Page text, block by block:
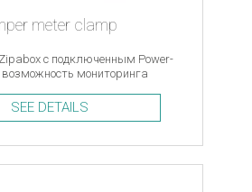
meter clamp
с подключенным Power-
мониторинга
SEE DETAILS